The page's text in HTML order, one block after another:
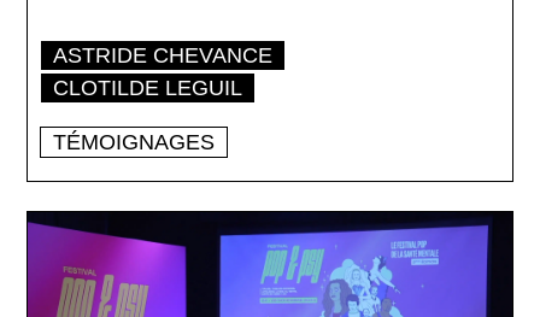
ASTRIDE CHEVANCE
CLOTILDE LEGUIL
TÉMOIGNAGES